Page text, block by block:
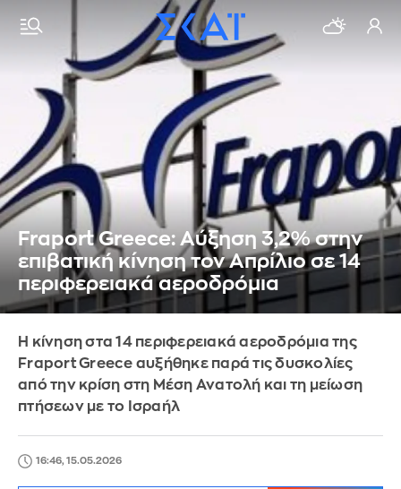
Fraport Greece: Αύξηση 3,2% στην
επιβατική κίνηση τον Απρίλιο σε 14
περιφερειακά αεροδρόμια
Η κίνηση στα 14 περιφερειακά αεροδρόμια της
Fraport Greece αυξήθηκε παρά τις δυσκολίες
από την κρίση στη Μέση Ανατολή και τη μείωση
πτήσεων με το Ισραήλ
16:46, 15.05.2026